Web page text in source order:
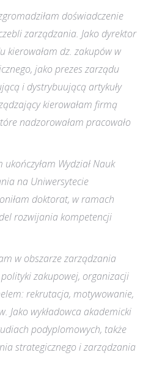
doświadczenie
zarządzania. Jako dyrektor
kierowałam dz. zakupów w
jako prezes zarządu
i dystrybuującą artykuły
kierowałam firmą
nadzorowałam pracowało
Wydział Nauk
na Uniwersytecie
doktorat, w ramach
rozwijania kompetencji
w obszarze zarządzania
zakupowej, organizacji
rekrutacja, motywowanie,
Jako wykładowca akademicki
podyplomowych, także
strategicznego i zarządzania